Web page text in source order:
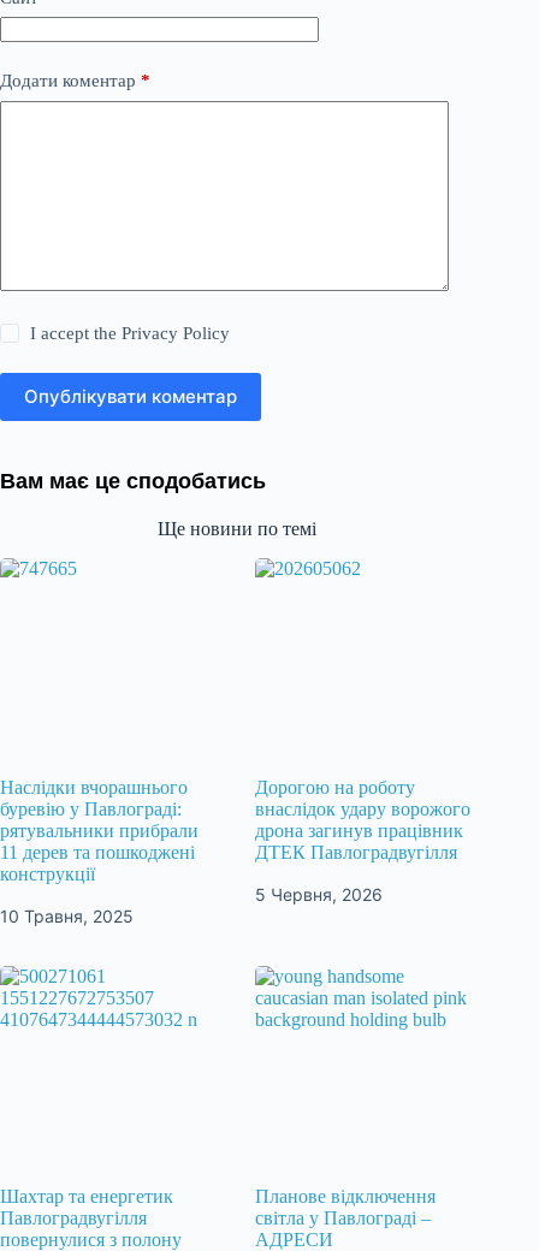
Додати коментар *
I accept thePrivacy Policy
Опублікувати коментар
Вам має це сподобатись
Ще новини по темі
Наслідки вчорашнього
буревію у Павлограді:
рятувальники прибрали
11 дерев та пошкоджені
конструкції
10 Травня, 2025
Дорогою на роботу
внаслідок удару ворожого
дрона загинув працівник
ДТЕК Павлоградвугілля
5 Червня, 2026
Шахтар та енергетик
Павлоградвугілля
повернулися з полону
Планове відключення
світла у Павлограді –
АДРЕСИ